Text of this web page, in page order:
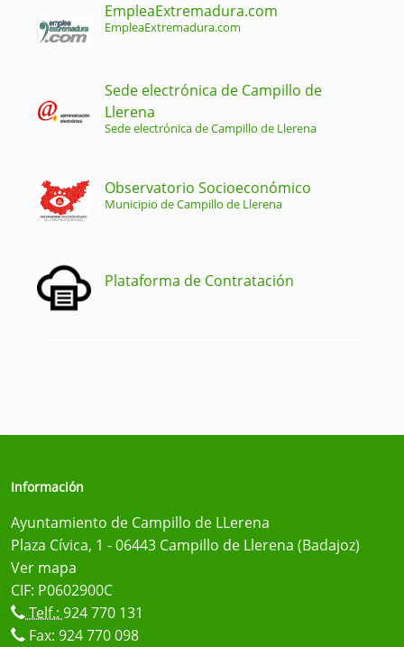
EmpleaExtremadura.com
EmpleaExtremadura.com
Sede electrónica de Campillo de
Llerena
Sede electrónica de Campillo de Llerena
Observatorio Socioeconómico
Municipio de Campillo de Llerena
Plataforma de Contratación
Información
Ayuntamiento de Campillo de LLerena
Plaza Cívica, 1 - 06443 Campillo de Llerena (Badajoz)
Ver mapa
CIF: P0602900C
Telf.: 924 770 131
Fax: 924 770 098